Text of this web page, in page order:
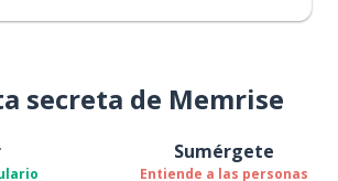
secreta de Memrise
Sumérgete
Entiende a las personas